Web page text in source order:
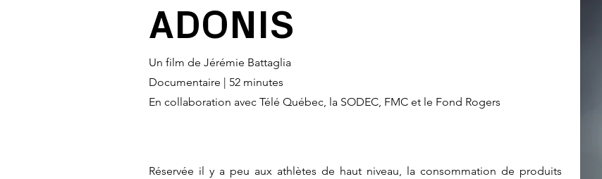
ADONIS
Réservée il y a peu aux athlètes de haut niveau, la consommation de produits
Un film de Jérémie Battaglia
Documentaire | 52 minutes
En collaboration avec Télé Québec, la SODEC, FMC et le Fond Rogers